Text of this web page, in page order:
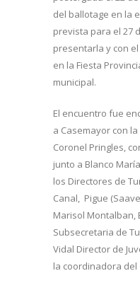
del ballotage en la
prevista para el 27
presentarla y con
en la Fiesta
municipal.
El encuentro fue
a Casemayor con
Coronel Pringles,
junto a Blanco
los Directores de
Canal, Pigue
Marisol Montalban,
Subsecretaria de
Vidal Director de
la coordinadora del